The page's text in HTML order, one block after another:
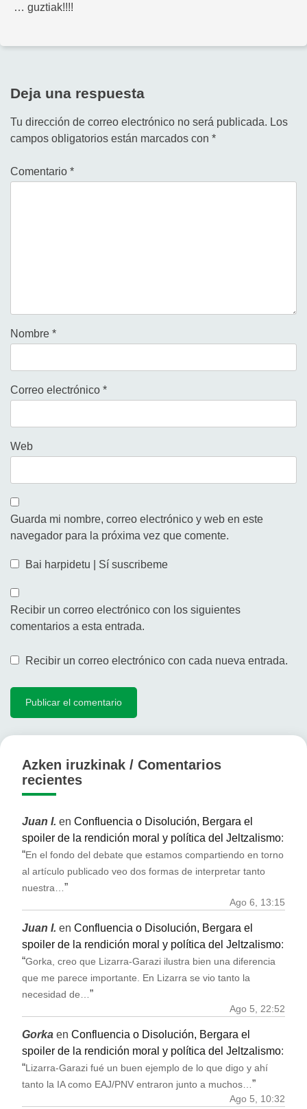
… guztiak!!!!
Deja una respuesta
Tu dirección de correo electrónico no será publicada. Los
campos obligatorios están marcados con *
Comentario *
Nombre *
Correo electrónico *
Web
Guarda mi nombre, correo electrónico y web en este
navegador para la próxima vez que comente.
Bai harpidetu | Sí suscribeme
Recibir un correo electrónico con los siguientes
comentarios a esta entrada.
Recibir un correo electrónico con cada nueva entrada.
Azken iruzkinak / Comentarios
recientes
Juan I. en Confluencia o Disolución, Bergara el
spoiler de la rendición moral y política del Jeltzalismo:
“En el fondo del debate que estamos compartiendo en torno
al artículo publicado veo dos formas de interpretar tanto
nuestra…”
Ago 6, 13:15
Juan I. en Confluencia o Disolución, Bergara el
spoiler de la rendición moral y política del Jeltzalismo:
“Gorka, creo que Lizarra-Garazi ilustra bien una diferencia
que me parece importante. En Lizarra se vio tanto la
necesidad de… ”
Ago 5, 22:52
Gorka en Confluencia o Disolución, Bergara el
spoiler de la rendición moral y política del Jeltzalismo:
“ Lizarra-Garazi fué un buen ejemplo de lo que digo y ahí
tanto la IA como EAJ/PNV entraron junto a muchos… ”
Ago 5, 10:32